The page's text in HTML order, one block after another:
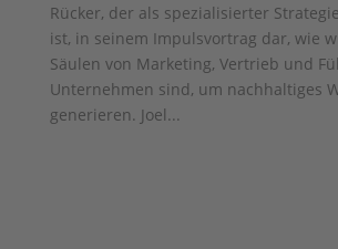
Rücker, der als spezialisierter
ist, in seinem Impulsvortrag dar, wie
Säulen von Marketing, Vertrieb und
Unternehmen sind, um nachhaltiges
generieren. Joel...